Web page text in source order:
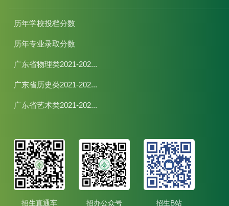
历年学校投档分数
历年专业录取分数
广东省物理类2021-202...
广东省历史类2021-202...
广东省艺术类2021-202...
招生直通车 招办公众号 招生B站